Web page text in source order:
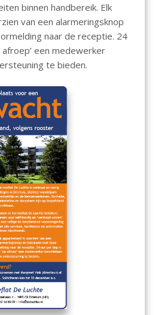
binnen handbereik. Elk
van een alarmeringsknop
naar de receptie. 24
een medewerker
te bieden.